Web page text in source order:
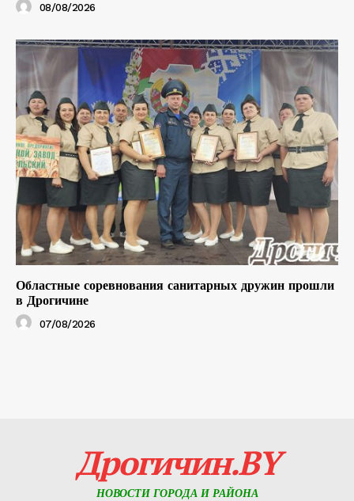
08/08/2026
Областные соревнования санитарных дружин прошли
в Дрогичине
07/08/2026
Дрогичин.BY
НОВОСТИ ГОРОДА И РАЙОНА